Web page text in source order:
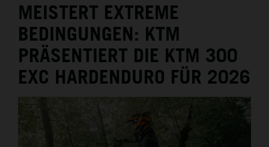
MEISTERT EXTREME
BEDINGUNGEN: KTM
PRÄSENTIERT DIE KTM 300
EXC HARDENDURO FÜR 2026